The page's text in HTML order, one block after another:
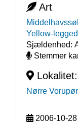
Art
Yellow-legged
Sjældenhed:
Stemmer
Lokalitet:
Nørre
2006-10-28